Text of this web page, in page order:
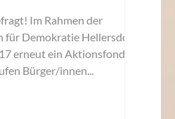
Im Rahmen der
für Demokratie Hellersdorf
erneut ein Aktionsfonds
Bürger/innen...